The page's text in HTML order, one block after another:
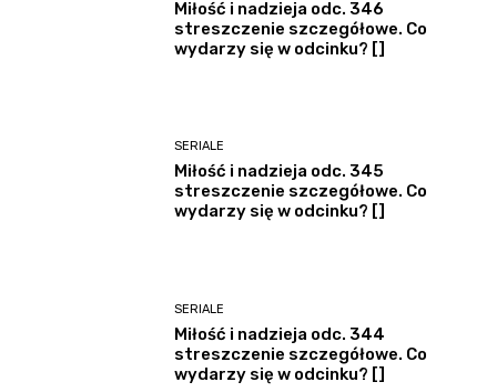
Miłość i nadzieja odc. 346
streszczenie szczegółowe. Co
wydarzy się w odcinku? []
SERIALE
Miłość i nadzieja odc. 345
streszczenie szczegółowe. Co
wydarzy się w odcinku? []
SERIALE
Miłość i nadzieja odc. 344
streszczenie szczegółowe. Co
wydarzy się w odcinku? []